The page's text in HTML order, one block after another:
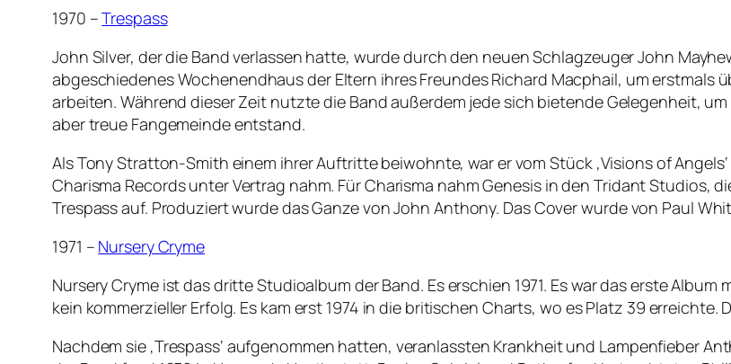
1970 –Trespass
John Silver, der die Band verlassen hatte, wurde durch den neuen Schlagzeuger John
abgeschiedenes Wochenendhaus der Eltern ihres Freundes Richard Macphail, um erstmals
arbeiten. Während dieser Zeit nutzte die Band außerdem jede sich bietende Gelegenheit,
aber treue Fangemeinde entstand.
Als Tony Stratton-Smith einem ihrer Auftritte beiwohnte, war er vom Stück ‚Visions of
Charisma Records unter Vertrag nahm. Für Charisma nahm Genesis in den Tridant Studios,
Trespass auf. Produziert wurde das Ganze von John Anthony. Das Cover wurde von Paul
1971 – Nursery Cryme
Nursery Cryme ist das dritte Studioalbum der Band. Es erschien 1971. Es war das erste
kein kommerzieller Erfolg. Es kam erst 1974 in die britischen Charts, wo es Platz 39
Nachdem sie ‚Trespass‘ aufgenommen hatten, veranlassten Krankheit und Lampenfieber